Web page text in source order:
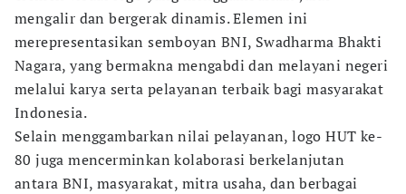
mengalir dan bergerak dinamis. Elemen ini
merepresentasikan semboyan BNI, Swadharma Bhakti
Nagara, yang bermakna mengabdi dan melayani negeri
melalui karya serta pelayanan terbaik bagi masyarakat
Indonesia.
Selain menggambarkan nilai pelayanan, logo HUT ke-
80 juga mencerminkan kolaborasi berkelanjutan
antara BNI, masyarakat, mitra usaha, dan berbagai